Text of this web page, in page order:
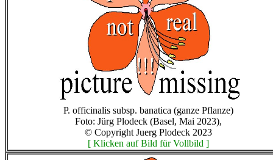
P. officinalis subsp. banatica (ganze Pflanze)
Foto: Jürg Plodeck (Basel, Mai 2023),
© Copyright Juerg Plodeck 2023
[ Klicken auf Bild für Vollbild ]